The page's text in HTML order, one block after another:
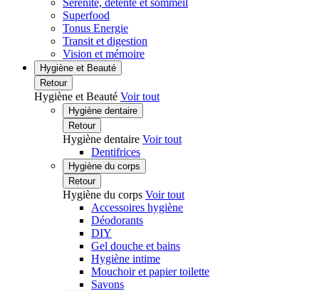
Sérénité, détente et sommeil
Superfood
Tonus Energie
Transit et digestion
Vision et mémoire
Hygiène et Beauté
Retour
Hygiène et Beauté Voir tout
Hygiène dentaire
Retour
Hygiène dentaire Voir tout
Dentifrices
Hygiène du corps
Retour
Hygiène du corps Voir tout
Accessoires hygiène
Déodorants
DIY
Gel douche et bains
Hygiène intime
Mouchoir et papier toilette
Savons